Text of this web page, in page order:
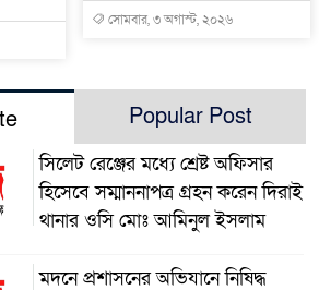
সোমবার, ৩ অগাস্ট, ২০২৬
Popular Post
সিলেট রেঞ্জের মধ্যে শ্রেষ্ট অফিসার
হিসেবে সম্মাননাপত্র গ্রহন করেন দিরাই
থানার ওসি মোঃ আমিনুল ইসলাম
মদনে প্রশাসনের অভিযানে নিষিদ্ধ